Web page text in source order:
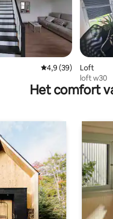
Gemiddelde
4,9 (39)
Loft
loft w30
Het comfort